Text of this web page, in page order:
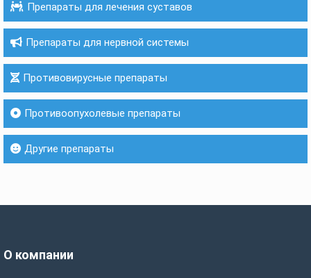
Препараты для лечения суставов
Препараты для нервной системы
Противовирусные препараты
Противоопухолевые препараты
Другие препараты
О компании